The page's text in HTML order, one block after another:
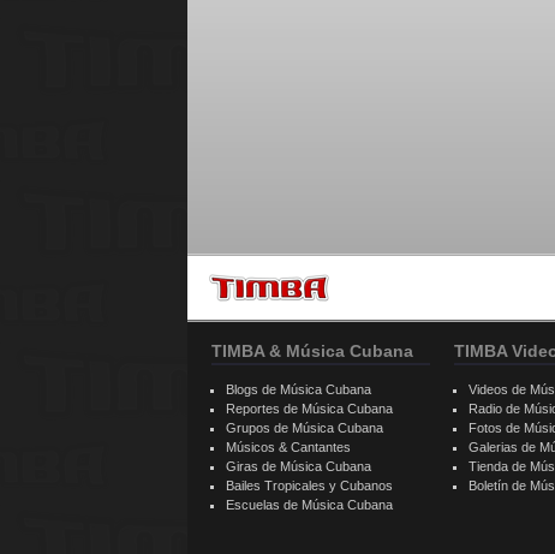
TIMBA & Música Cubana
Blogs de Música Cubana
Reportes de Música Cubana
Grupos de Música Cubana
Músicos & Cantantes
Giras de Música Cubana
Bailes Tropicales y Cubanos
Escuelas de Música Cubana
TIMBA
Videos de
Radio de
Fotos de
Galerias de
Tienda de
Boletín de